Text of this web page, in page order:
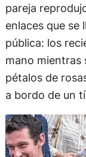
pareja
enlaces que se
pública: los
mano mientras
pétalos de
a bordo de un